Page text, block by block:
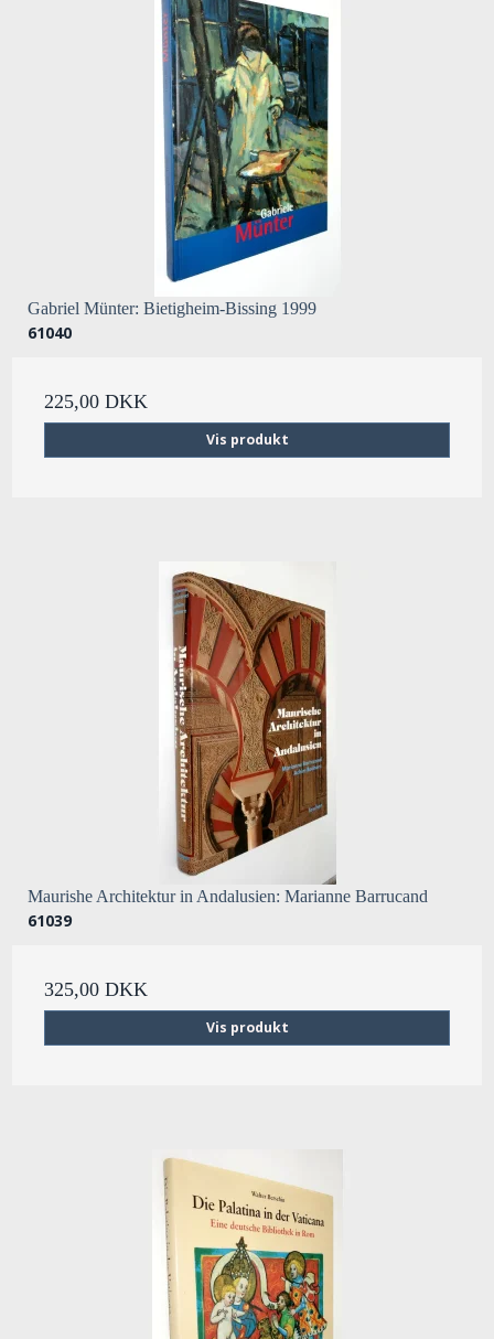
Gabriel Münter: Bietigheim-Bissing 1999
61040
225,00 DKK
Vis produkt
Maurishe Architektur in Andalusien: Marianne Barrucand
61039
325,00 DKK
Vis produkt